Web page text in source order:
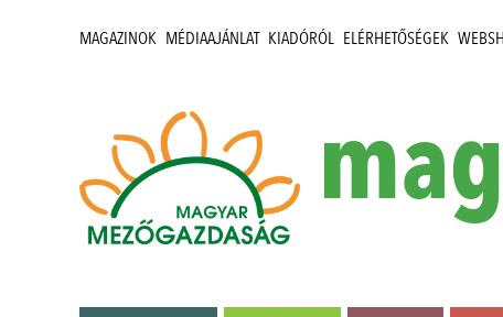
MAGAZINOK MÉDIAAJÁNLAT KIADÓRÓL ELÉRHETŐSÉGEK